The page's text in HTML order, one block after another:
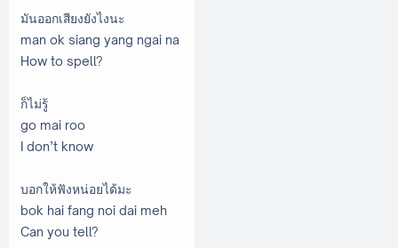
มันออกเสียงยังไงนะ
man ok siang yang ngai na
How to spell?
ก็ไม่รู้
go mai roo
I don’t know
บอกให้ฟังหน่อยได้มะ
bok hai fang noi dai meh
Can you tell?